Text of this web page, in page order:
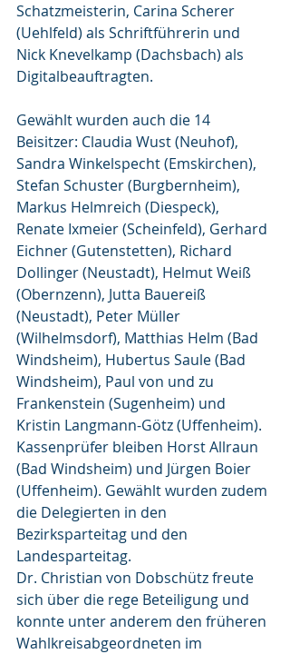
Schatzmeisterin, Carina Scherer
(Uehlfeld) als Schriftführerin und
Nick Knevelkamp (Dachsbach) als
Digitalbeauftragten.
Gewählt wurden auch die 14
Beisitzer: Claudia Wust (Neuhof),
Sandra Winkelspecht (Emskirchen),
Stefan Schuster (Burgbernheim),
Markus Helmreich (Diespeck),
Renate Ixmeier (Scheinfeld), Gerhard
Eichner (Gutenstetten), Richard
Dollinger (Neustadt), Helmut Weiß
(Obernzenn), Jutta Bauereiß
(Neustadt), Peter Müller
(Wilhelmsdorf), Matthias Helm (Bad
Windsheim), Hubertus Saule (Bad
Windsheim), Paul von und zu
Frankenstein (Sugenheim) und
Kristin Langmann-Götz (Uffenheim).
Kassenprüfer bleiben Horst Allraun
(Bad Windsheim) und Jürgen Boier
(Uffenheim). Gewählt wurden zudem
die Delegierten in den
Bezirksparteitag und den
Landesparteitag.
Dr. Christian von Dobschütz freute
sich über die rege Beteiligung und
konnte unter anderem den früheren
Wahlkreisabgeordneten im